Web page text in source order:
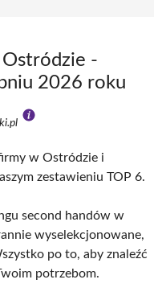
Ostródzie -
2026 roku
w Ostródzie i
zestawieniu TOP 6.
second handów w
wyselekcjonowane,
po to, aby znaleźć
potrzebom.